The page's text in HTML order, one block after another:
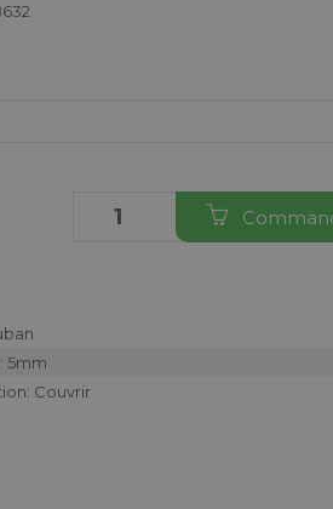
5mm
Couvrir